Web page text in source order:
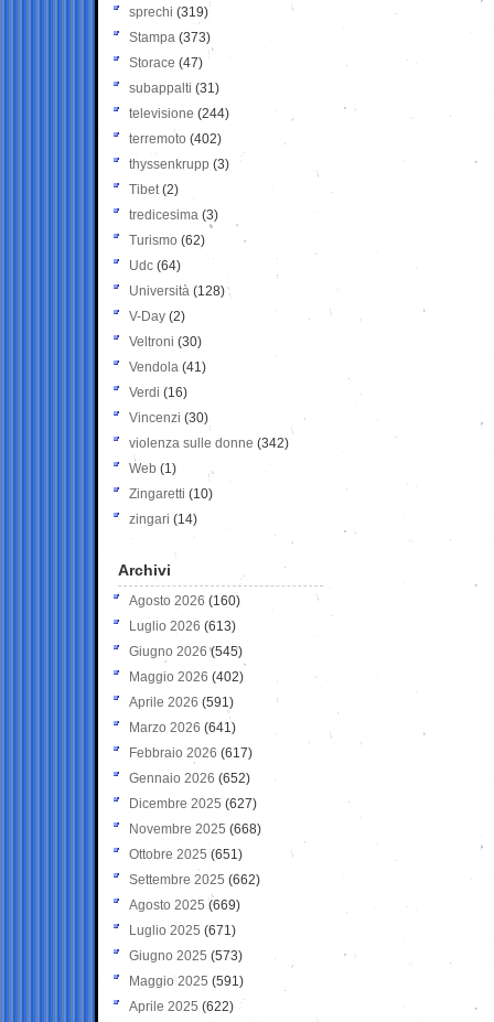
sprechi (319)
Stampa (373)
Storace (47)
subappalti (31)
televisione(244)
terremoto (402)
thyssenkrupp (3)
Tibet(2)
tredicesima (3)
Turismo (62)
Udc (64)
Università (128)
V-Day (2)
Veltroni (30)
Vendola (41)
Verdi (16)
Vincenzi (30)
violenza sulle donne (342)
Web (1)
Zingaretti (10)
zingari (14)
Archivi
Agosto 2026 (160)
Luglio 2026 (613)
Giugno 2026 (545)
Maggio 2026 (402)
Aprile 2026 (591)
Marzo 2026 (641)
Febbraio 2026 (617)
Gennaio 2026 (652)
Dicembre 2025 (627)
Novembre 2025 (668)
Ottobre 2025 (651)
Settembre 2025 (662)
Agosto 2025 (669)
Luglio 2025 (671)
Giugno 2025 (573)
Maggio 2025 (591)
Aprile 2025 (622)